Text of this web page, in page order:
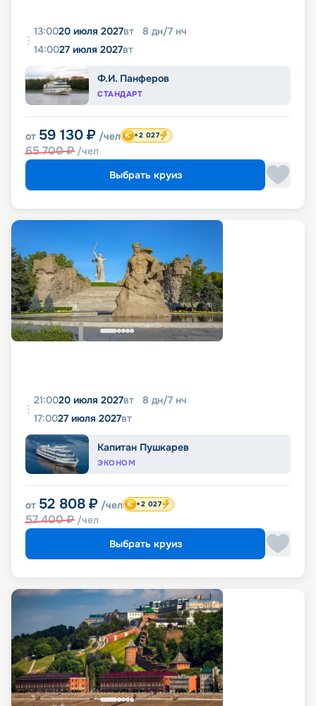
13:0020 июля 2027вт 8 дн/7 нч
14:0027 июля 2027вт
Ф.И. Панферов
СТАНДАРТ
от 59 130 ₽ /чел
65 700₽ /чел
+2 027
Выбрать круиз
21:0020 июля 2027вт 8 дн/7 нч
17:0027 июля 2027вт
Капитан Пушкарев
ЭКОНОМ
от 52 808 ₽ /чел
57 400₽ /чел
+2 027
Выбрать круиз